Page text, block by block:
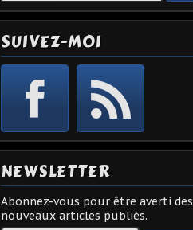
SUIVEZ-MOI
NEWSLETTER
Abonnez-vous pour être averti des
nouveaux articles publiés.